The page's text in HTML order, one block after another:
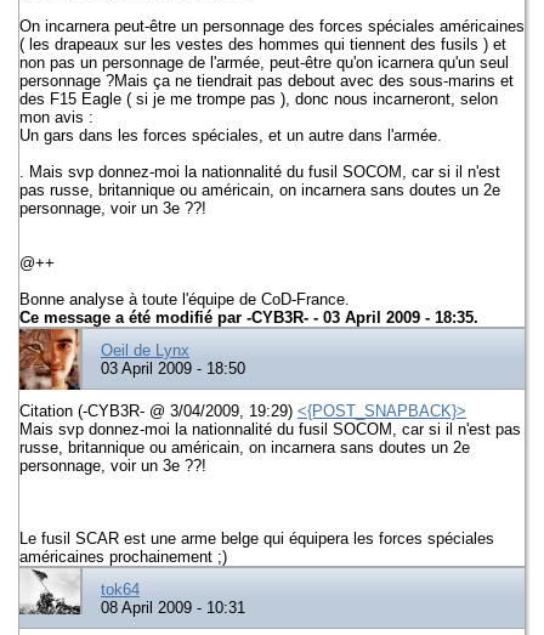
On incarnera peut-être un personnage des forces spéciales américaines
( les drapeaux sur les vestes des hommes qui tiennent des fusils ) et
non pas un personnage de l'armée, peut-être qu'on icarnera qu'un seul
personnage ?Mais ça ne tiendrait pas debout avec des sous-marins et
des F15 Eagle ( si je me trompe pas ), donc nous incarneront, selon
mon avis :
Un gars dans les forces spéciales, et un autre dans l'armée.
. Mais svp donnez-moi la nationnalité du fusil SOCOM, car si il n'est
pas russe, britannique ou américain, on incarnera sans doutes un 2e
personnage, voir un 3e ??!
@++
Bonne analyse à toute l'équipe de CoD-France.
Ce message a été modifié par -CYB3R- - 03 April 2009 - 18:35.
Oeil de Lynx
03 April 2009 - 18:50
Citation (-CYB3R- @ 3/04/2009, 19:29) <{POST_SNAPBACK}>
Mais svp donnez-moi la nationnalité du fusil SOCOM, car si il n'est pas
russe, britannique ou américain, on incarnera sans doutes un 2e
personnage, voir un 3e ??!
Le fusil SCAR est une arme belge qui équipera les forces spéciales
américaines prochainement ;)
tok64
08 April 2009 - 10:31